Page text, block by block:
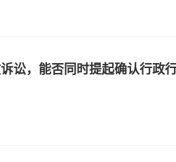
讼，能否同时提起确认行政